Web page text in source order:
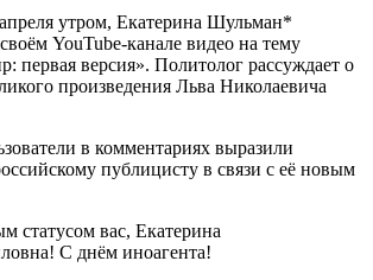
утром, Екатерина Шульман*
YouTube-канале видео на тему
первая версия». Политолог рассуждает о
произведения Льва Николаевича
в комментариях выразили
публицисту в связи с её новым
статусом вас, Екатерина
С днём иноагента!